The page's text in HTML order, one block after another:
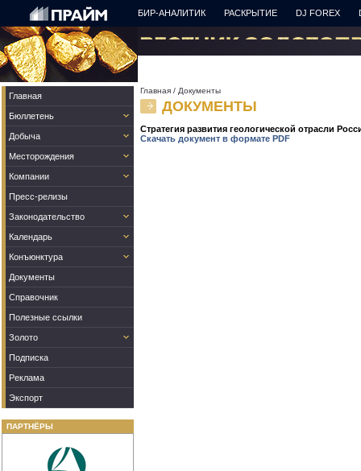
БИР-АНАЛИТИК РАСКРЫТИЕ DJ FOREX
Главная
Бюллетень
Добыча
Месторождения
Компании
Пресс-релизы
Законодательство
Календарь
Конъюнктура
Документы
Справочник
Полезные ссылки
Золото
Подписка
Реклама
Экспорт
ПАРТНЁРЫ
Главная / Документы
ДОКУМЕНТЫ
Стратегия развития геологической отрасли
Скачать документ в формате PDF